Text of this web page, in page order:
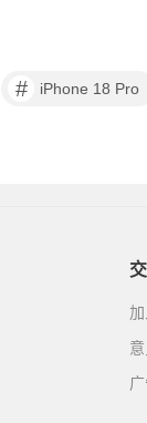
# iPhone 18 Pro